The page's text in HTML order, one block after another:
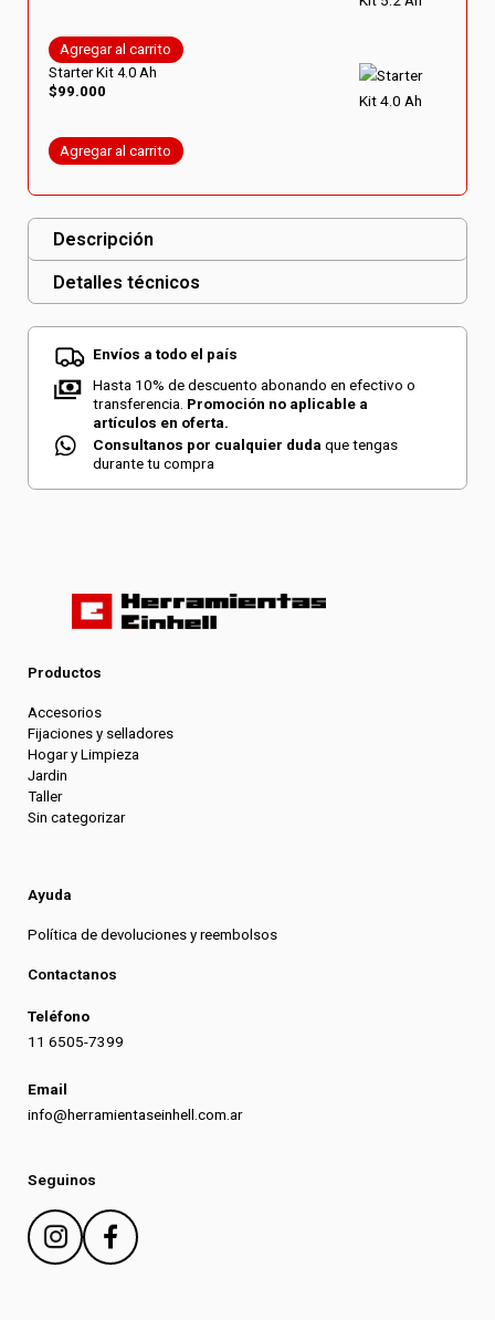
Agregar al carrito
Starter Kit 4.0 Ah
$99.000
Agregar al carrito
Descripción
Detalles técnicos
Envíos a todo el país
Hasta 10% de descuento abonando en efectivo o
transferencia. Promoción no aplicable a
artículos en oferta.
Consultanos por cualquier duda que tengas
durante tu compra
Productos
Accesorios
Fijaciones y selladores
Hogar y Limpieza
Jardin
Taller
Sin categorizar
Ayuda
Política de devoluciones y reembolsos
Contactanos
Teléfono
11 6505-7399
Email
info@herramientaseinhell.com.ar
Seguinos